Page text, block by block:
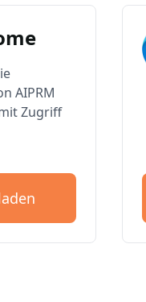
AIPRM
Zugriff